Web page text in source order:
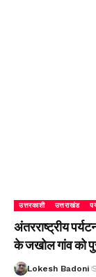
उत्तरकाशी उत्तराखंड
अंतरराष्ट्रीय
के जखोल गांव को
Lokesh Badoni